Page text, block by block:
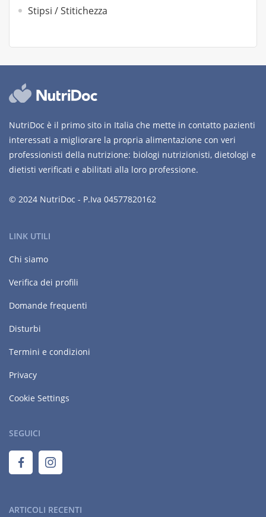
Stipsi / Stitichezza
NutriDoc è il primo sito in Italia che mette in contatto pazienti
interessati a migliorare la propria alimentazione con veri
professionisti della nutrizione: biologi nutrizionisti, dietologi e
dietisti verificati e abilitati alla loro professione.
© 2024 NutriDoc - P.Iva 04577820162
LINK UTILI
Chi siamo
Verifica dei profili
Domande frequenti
Disturbi
Termini e condizioni
Privacy
Cookie Settings
SEGUICI
ARTICOLI RECENTI